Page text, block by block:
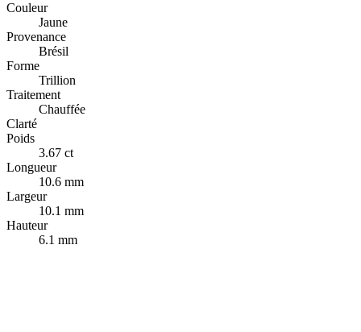
Couleur
Jaune
Provenance
Brésil
Forme
Trillion
Traitement
Chauffée
Clarté
Poids
3.67 ct
Longueur
10.6 mm
Largeur
10.1 mm
Hauteur
6.1 mm